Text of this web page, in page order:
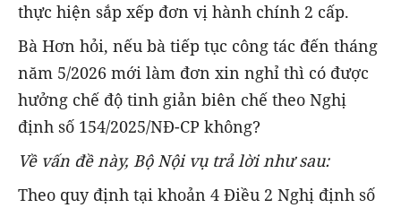
thực hiện sắp xếp đơn vị hành chính 2 cấp.
Bà Hơn hỏi, nếu bà tiếp tục công tác đến tháng
năm 5/2026 mới làm đơn xin nghỉ thì có được
hưởng chế độ tinh giản biên chế theo Nghị
định số 154/2025/NĐ-CP không?
Về vấn đề này, Bộ Nội vụ trả lời như sau:
Theo quy định tại khoản 4 Điều 2 Nghị định số